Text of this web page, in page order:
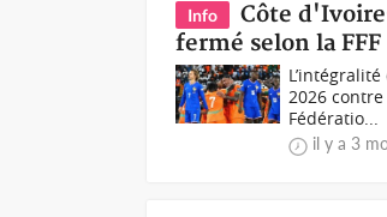
Info
Côte
fermé selon la FFF
2026
Fédératio...
il y a 3